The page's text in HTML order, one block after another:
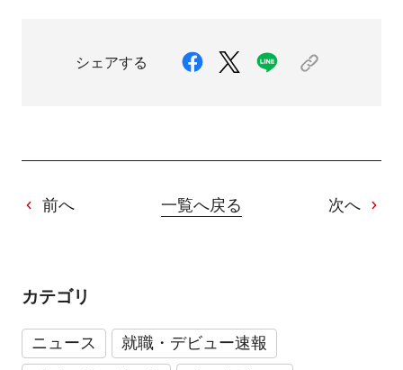
シェアする
前へ 一覧へ戻る 次へ
カテゴリ
ニュース
就職・デビュー速報